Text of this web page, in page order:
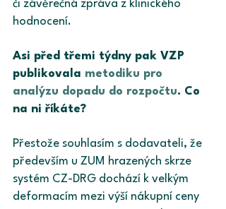
či závěrečná zpráva z klinického
hodnocení.
Asi před třemi týdny pak VZP
publikovala metodiku pro
analýzu dopadu do rozpočtu. Co
na ni říkáte?
Přestože souhlasím s dodavateli, že
především u ZUM hrazených skrze
systém CZ-DRG dochází k velkým
deformacím mezi výší nákupní ceny